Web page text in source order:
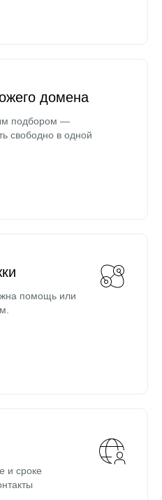
домена
подбором —
свободно в одной
помощь или
и сроке